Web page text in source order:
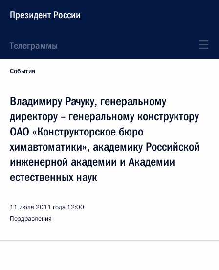
Президент России
Телеграммы
События
Владимиру Рачуку, генеральному
директору – генеральному конструктору
ОАО «Конструкторское бюро
химавтоматики», академику Российской
инженерной академии и Академии
естественных наук
11 июля 2011 года 12:00
Поздравления